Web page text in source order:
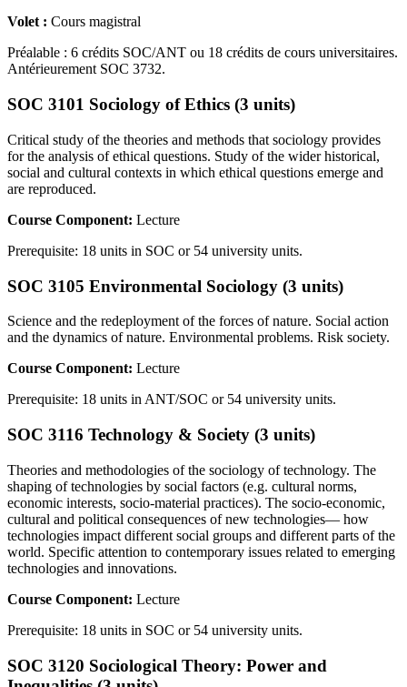
Volet : Cours magistral
Préalable : 6 crédits SOC/ANT ou 18 crédits de cours universitaires.
Antérieurement SOC 3732.
SOC 3101 Sociology of Ethics (3 units)
Critical study of the theories and methods that sociology provides
for the analysis of ethical questions. Study of the wider historical,
social and cultural contexts in which ethical questions emerge and
are reproduced.
Course Component: Lecture
Prerequisite: 18 units in SOC or 54 university units.
SOC 3105 Environmental Sociology (3 units)
Science and the redeployment of the forces of nature. Social action
and the dynamics of nature. Environmental problems. Risk society.
Course Component: Lecture
Prerequisite: 18 units in ANT/SOC or 54 university units.
SOC 3116 Technology & Society (3 units)
Theories and methodologies of the sociology of technology. The
shaping of technologies by social factors (e.g. cultural norms,
economic interests, socio-material practices). The socio-economic,
cultural and political consequences of new technologies— how
technologies impact different social groups and different parts of the
world. Specific attention to contemporary issues related to emerging
technologies and innovations.
Course Component: Lecture
Prerequisite: 18 units in SOC or 54 university units.
SOC 3120 Sociological Theory: Power and